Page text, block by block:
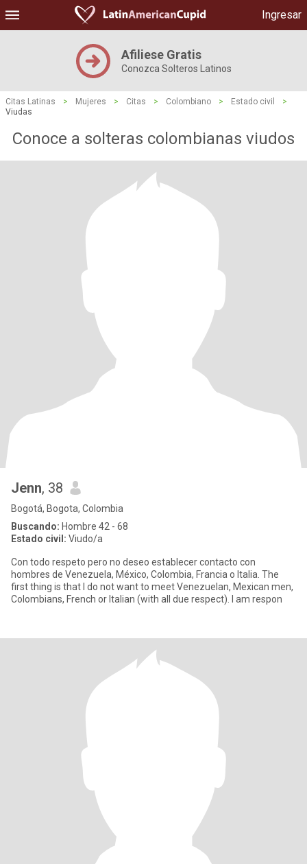
Ingresar
Afiliese Gratis
Conozca Solteros Latinos
Citas Latinas > Mujeres > Citas > Colombiano > Estado civil
>
Viudas
Conoce a solteras colombianas viudos
Jenn, 38
Bogotá, Bogota, Colombia
Buscando: Hombre 42 - 68
Estado civil: Viudo/a
Con todo respeto pero no deseo establecer contacto con
hombres de Venezuela, México, Colombia, Francia o Italia. The
first thing is that I do not want to meet Venezuelan, Mexican men,
Colombians, French or Italian (with all due respect). I am respon